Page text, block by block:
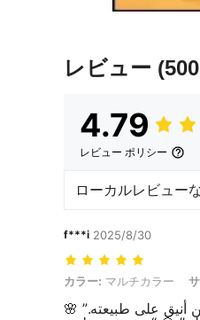
レビュー
4.79
レビュー ポリシー
ローカルレビュー
f***i 2025/8/30
カラー: マルチカラー, サイ
カラー: マルチカラー
على طبيعته.” 🌸